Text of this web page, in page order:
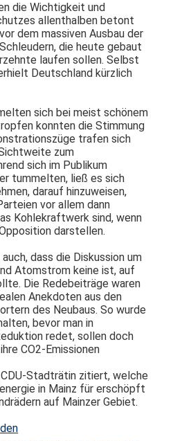
die Wichtigkeit und
allenthalben betont
dem massiven Ausbau der
die heute gebaut
laufen sollen. Selbst
Deutschland kürzlich
sich bei meist schönem
konnten die Stimmung
trafen sich
zum
sich im Publikum
tummelten, ließ es sich
darauf hinzuweisen,
vor allem dann
Kohlekraftwerk sind, wenn
darstellen.
dass die Diskussion um
Atomstrom keine ist, auf
Die Redebeiträge waren
Anekdoten aus den
des Neubaus. So wurde
bevor man in
redet, sollen doch
CO2-Emissionen
Stadträtin zitiert, welche
in Mainz für erschöpft
auf Mainzer Gebiet.